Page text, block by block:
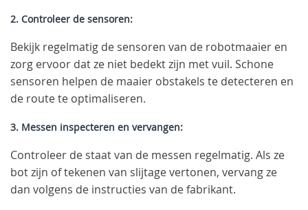
2. Controleer de sensoren:
Bekijk regelmatig de sensoren van de robotmaaier en
zorg ervoor dat ze niet bedekt zijn met vuil. Schone
sensoren helpen de maaier obstakels te detecteren en
de route te optimaliseren.
3. Messen inspecteren en vervangen:
Controleer de staat van de messen regelmatig. Als ze
bot zijn of tekenen van slijtage vertonen, vervang ze
dan volgens de instructies van de fabrikant.